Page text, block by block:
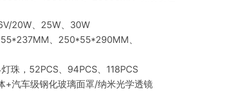
20W、25W、30W
、250*55*290MM、
珠，52PCS、94PCS、118PCS
+汽车级钢化玻璃面罩/纳米光学透镜